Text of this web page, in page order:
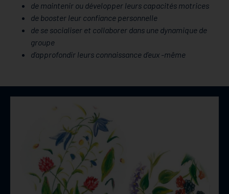
de maintenir ou développer leurs capacités motrices
de booster leur confiance personnelle
de se socialiser et collaborer dans une dynamique de
groupe
d’approfondir leurs connaissance d’eux -même